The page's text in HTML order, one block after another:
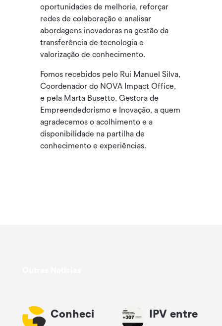
oportunidades de melhoria, reforçar
redes de colaboração e analisar
abordagens inovadoras na gestão da
transferência de tecnologia e
valorização de conhecimento.
Fomos recebidos pelo Rui Manuel Silva,
Coordenador do NOVA Impact Office,
e pela Marta Busetto, Gestora de
Empreendedorismo e Inovação, a quem
agradecemos o acolhimento e a
disponibilidade na partilha de
conhecimento e experiências.
Conheci
IPV entre